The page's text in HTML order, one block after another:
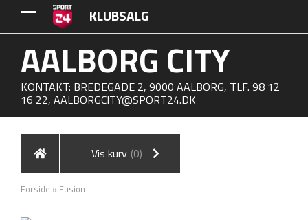
KLUBSALG
AALBORG CITY
KONTAKT: BREDEGADE 2, 9000 AALBORG, TLF. 98 12
16 22, AALBORGCITY@SPORT24.DK
Vis kurv (0)
Forside » Fusion